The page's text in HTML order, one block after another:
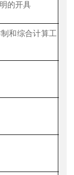
的开具
和综合计算工